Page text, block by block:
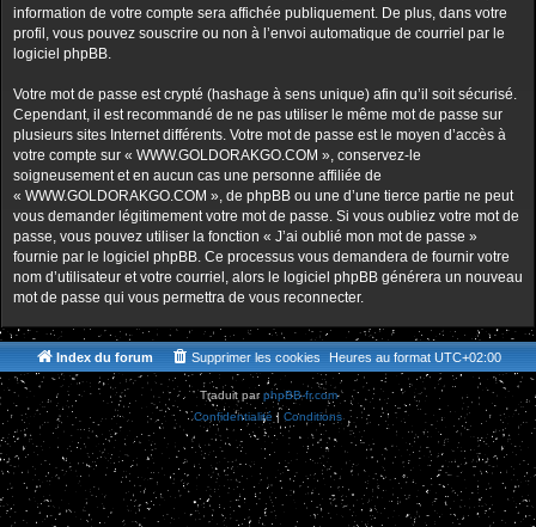
information de votre compte sera affichée publiquement. De plus, dans votre
profil, vous pouvez souscrire ou non à l’envoi automatique de courriel par le
logiciel phpBB.
Votre mot de passe est crypté (hashage à sens unique) afin qu’il soit sécurisé.
Cependant, il est recommandé de ne pas utiliser le même mot de passe sur
plusieurs sites Internet différents. Votre mot de passe est le moyen d’accès à
votre compte sur « WWW.GOLDORAKGO.COM », conservez-le
soigneusement et en aucun cas une personne affiliée de
« WWW.GOLDORAKGO.COM », de phpBB ou une d’une tierce partie ne peut
vous demander légitimement votre mot de passe. Si vous oubliez votre mot de
passe, vous pouvez utiliser la fonction « J’ai oublié mon mot de passe »
fournie par le logiciel phpBB. Ce processus vous demandera de fournir votre
nom d’utilisateur et votre courriel, alors le logiciel phpBB générera un nouveau
mot de passe qui vous permettra de vous reconnecter.
Index du forum Heures au format UTC+02:00
Supprimer les cookies
Traduit parphpBB-fr.com
Confidentialité | Conditions